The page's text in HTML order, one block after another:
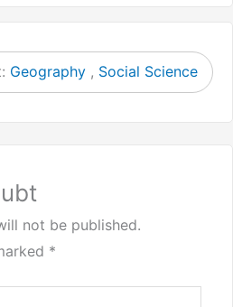
Geography , Social Science
not be published.
*